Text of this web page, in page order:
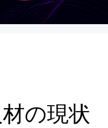
の現状